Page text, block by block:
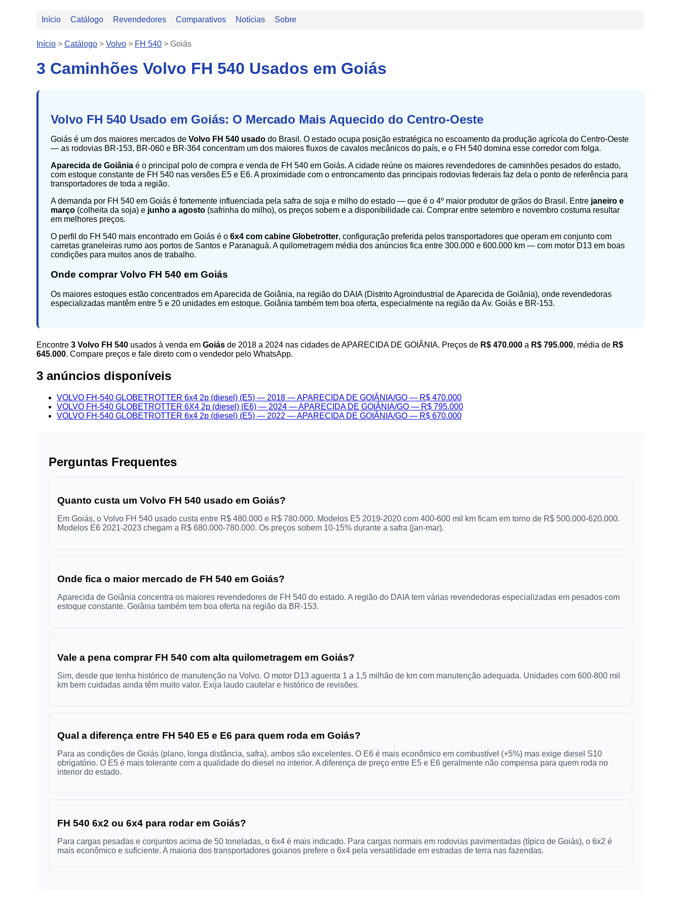
Início Catálogo Revendedores Comparativos Notícias Sobre
Início > Catálogo > Volvo > FH 540 > Goiás
3 Caminhões Volvo FH 540 Usados em Goiás
Volvo FH 540 Usado em Goiás: O Mercado Mais Aquecido do Centro-Oeste
Goiás é um dos maiores mercados de Volvo FH 540 usado do Brasil. O estado ocupa posição estratégica no escoamento da produção agrícola do Centro-Oeste
— as rodovias BR-153, BR-060 e BR-364 concentram um dos maiores fluxos de cavalos mecânicos do país, e o FH 540 domina esse corredor com folga.
Aparecida de Goiânia é o principal polo de compra e venda de FH 540 em Goiás. A cidade reúne os maiores revendedores de caminhões pesados do estado,
com estoque constante de FH 540 nas versões E5 e E6. A proximidade com o entroncamento das principais rodovias federais faz dela o ponto de referência para
transportadores de toda a região.
A demanda por FH 540 em Goiás é fortemente influenciada pela safra de soja e milho do estado — que é o 4º maior produtor de grãos do Brasil. Entre janeiro e
março (colheita da soja) e junho a agosto (safrinha do milho), os preços sobem e a disponibilidade cai. Comprar entre setembro e novembro costuma resultar
em melhores preços.
O perfil do FH 540 mais encontrado em Goiás é o 6x4 com cabine Globetrotter, configuração preferida pelos transportadores que operam em conjunto com
carretas graneleiras rumo aos portos de Santos e Paranaguá. A quilometragem média dos anúncios fica entre 300.000 e 600.000 km — com motor D13 em boas
condições para muitos anos de trabalho.
Onde comprar Volvo FH 540 em Goiás
Os maiores estoques estão concentrados em Aparecida de Goiânia, na região do DAIA (Distrito Agroindustrial de Aparecida de Goiânia), onde revendedoras
especializadas mantêm entre 5 e 20 unidades em estoque. Goiânia também tem boa oferta, especialmente na região da Av. Goiás e BR-153.
Encontre 3 Volvo FH 540 usados à venda em Goiás de 2018 a 2024 nas cidades de APARECIDA DE GOIÂNIA. Preços de R$ 470.000 a R$ 795.000, média de R$
645.000. Compare preços e fale direto com o vendedor pelo WhatsApp.
3 anúncios disponíveis
VOLVO FH-540 GLOBETROTTER 6x4 2p (diesel) (E5) — 2018 — APARECIDA DE GOIÂNIA/GO — R$ 470.000
VOLVO FH-540 GLOBETROTTER 6X4 2p (diesel) (E6) — 2024 — APARECIDA DE GOIÂNIA/GO — R$ 795.000
VOLVO FH-540 GLOBETROTTER 6x4 2p (diesel) (E5) — 2022 — APARECIDA DE GOIÂNIA/GO — R$ 670.000
Perguntas Frequentes
Quanto custa um Volvo FH 540 usado em Goiás?
Em Goiás, o Volvo FH 540 usado custa entre R$ 480.000 e R$ 780.000. Modelos E5 2019-2020 com 400-600 mil km ficam em torno de R$ 500.000-620.000.
Modelos E6 2021-2023 chegam a R$ 680.000-780.000. Os preços sobem 10-15% durante a safra (jan-mar).
Onde fica o maior mercado de FH 540 em Goiás?
Aparecida de Goiânia concentra os maiores revendedores de FH 540 do estado. A região do DAIA tem várias revendedoras especializadas em pesados com
estoque constante. Goiânia também tem boa oferta na região da BR-153.
Vale a pena comprar FH 540 com alta quilometragem em Goiás?
Sim, desde que tenha histórico de manutenção na Volvo. O motor D13 aguenta 1 a 1,5 milhão de km com manutenção adequada. Unidades com 600-800 mil
km bem cuidadas ainda têm muito valor. Exija laudo cautelar e histórico de revisões.
Qual a diferença entre FH 540 E5 e E6 para quem roda em Goiás?
Para as condições de Goiás (plano, longa distância, safra), ambos são excelentes. O E6 é mais econômico em combustível (+5%) mas exige diesel S10
obrigatório. O E5 é mais tolerante com a qualidade do diesel no interior. A diferença de preço entre E5 e E6 geralmente não compensa para quem roda no
interior do estado.
FH 540 6x2 ou 6x4 para rodar em Goiás?
Para cargas pesadas e conjuntos acima de 50 toneladas, o 6x4 é mais indicado. Para cargas normais em rodovias pavimentadas (típico de Goiás), o 6x2 é
mais econômico e suficiente. A maioria dos transportadores goianos prefere o 6x4 pela versatilidade em estradas de terra nas fazendas.